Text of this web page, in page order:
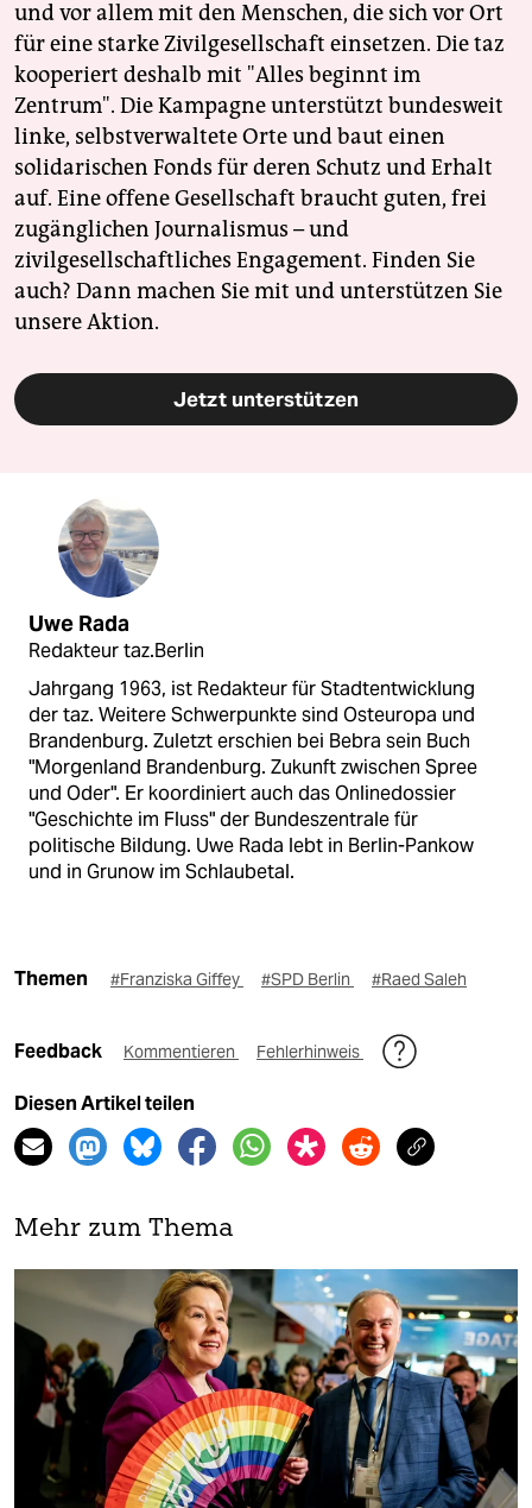
und vor allem mit den Menschen, die sich vor Ort
für eine starke Zivilgesellschaft einsetzen. Die taz
kooperiert deshalb mit "Alles beginnt im
Zentrum". Die Kampagne unterstützt bundesweit
linke, selbstverwaltete Orte und baut einen
solidarischen Fonds für deren Schutz und Erhalt
auf. Eine offene Gesellschaft braucht guten, frei
zugänglichen Journalismus – und
zivilgesellschaftliches Engagement. Finden Sie
auch? Dann machen Sie mit und unterstützen Sie
unsere Aktion.
Jetzt unterstützen
Uwe Rada
Redakteur taz.Berlin
Jahrgang 1963, ist Redakteur für Stadtentwicklung
der taz. Weitere Schwerpunkte sind Osteuropa und
Brandenburg. Zuletzt erschien bei Bebra sein Buch
"Morgenland Brandenburg. Zukunft zwischen Spree
und Oder". Er koordiniert auch das Onlinedossier
"Geschichte im Fluss" der Bundeszentrale für
politische Bildung. Uwe Rada lebt in Berlin-Pankow
und in Grunow im Schlaubetal.
Themen #Franziska Giffey #SPD Berlin #Raed Saleh
Feedback Kommentieren Fehlerhinweis
Diesen Artikel teilen
Mehr zum Thema